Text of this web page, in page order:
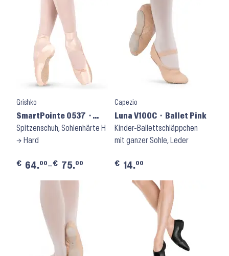
Grishko
SmartPointe 0537 ⬝
Shank H
Spitzenschuh, Sohlenhärte H
→ Hard
€ 64.00–€ 75.00
Capezio
Luna V100C ⬝ Ballet Pink
Kinder-Ballettschläppchen
mit ganzer Sohle, Leder
€ 14.00